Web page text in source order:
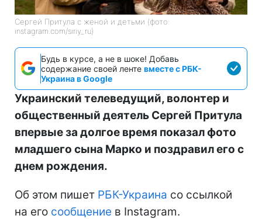
Сергей Притула с женой и детьми (фото:
instagram.com/siriy_ru)
Будь в курсе, а не в шоке! Добавь
содержание своей ленте вместе с РБК-
Украина в Google
Украинский телеведущий, волонтер и
общественный деятель Сергей Притула
впервые за долгое время показал фото
младшего сына Марко и поздравил его с
днем рождения.
Об этом пишет РБК-Украина со ссылкой
на его сообщение в Instagram.